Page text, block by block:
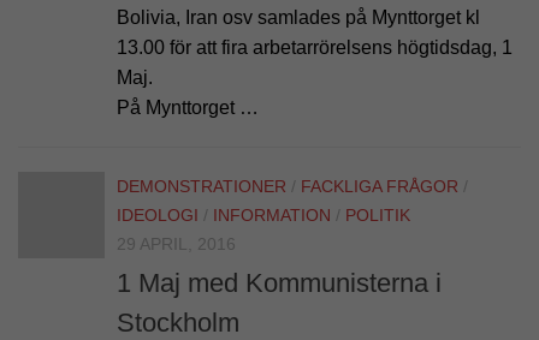
Bolivia, Iran osv samlades på Mynttorget kl
13.00 för att fira arbetarrörelsens högtidsdag, 1
Maj.
På Mynttorget …
DEMONSTRATIONER / FACKLIGA FRÅGOR /
IDEOLOGI / INFORMATION / POLITIK
29 APRIL, 2016
1 Maj med Kommunisterna i
Stockholm